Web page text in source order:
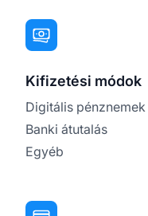
Kifizetési módok
Digitális pénznemek
Banki átutalás
Egyéb